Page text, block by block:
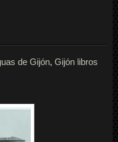
de Gijón, Gijón libros